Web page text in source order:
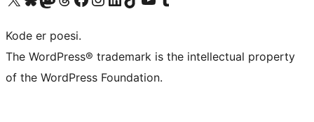
Kode er poesi.
The WordPress® trademark is the intellectual property
of the WordPress Foundation.